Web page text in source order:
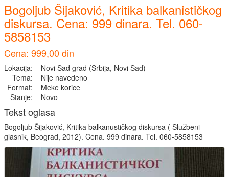
Bogoljub Šijaković, Kritika balkanističkog
diskursa. Cena: 999 dinara. Tel. 060-
5858153
Cena: 999,00 din
Lokacija:
Novi Sad grad (Srbija, Novi Sad)
Tema:
Nije navedeno
Format:
Meke korice
Stanje:
Novo
Tekst oglasa
Bogoljub Šijaković, Kritika balkanustičkog diskursa ( Službeni
glasnik, Beograd, 2012). Cena. 999 dinara. Tel. 060-5858153